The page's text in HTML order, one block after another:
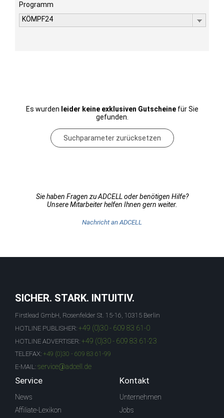
Programm
KÖMPF24
Es wurden leider keine exklusiven Gutscheinefür Sie
gefunden.
Suchparameter zurücksetzen
Sie haben Fragen zu ADCELL oder benötigen Hilfe?
Unsere Mitarbeiter helfen Ihnen gern weiter.
Nachricht an ADCELL
SICHER. STARK. INTUITIV.
Firstlead GmbH, Rosenfelder St. 15-16, 10315 Berlin
HOTLINE PUBLISHER: +49 (0)30 - 609 83 61-0
HOTLINE ADVERTISER: +49 (0)30 - 609 83 61-23
TELEFAX: +49 (0)30 - 609 83 61-99
E-MAIL: service@adcell.de
Service
News
Affiliate-Lexikon
Kontakt
Unternehmen
Jobs